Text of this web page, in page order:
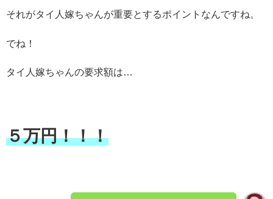
それがタイ人嫁ちゃんが重要とするポイントなんですね。
でね！
タイ人嫁ちゃんの要求額は…
５万円！！！